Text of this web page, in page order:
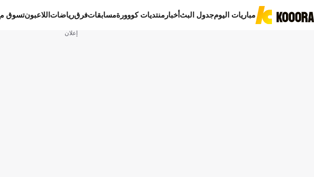
مباريات اليومجدول البثأخبار منتديات كووورةمسابقاتفرقرياضات اللاعبونتسوق
إعلان